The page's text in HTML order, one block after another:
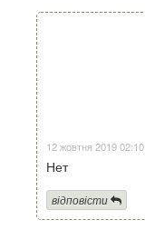
12 жовтня 2019 02:10
Нет
відповісти